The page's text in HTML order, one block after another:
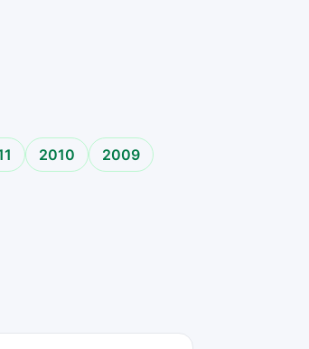
2010
2009